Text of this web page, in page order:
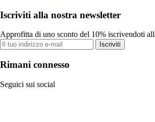
Iscriviti alla nostra newsletter
Approfitta di uno sconto del 10% iscrivendoti
Iscriviti
Rimani connesso
Seguici sui social